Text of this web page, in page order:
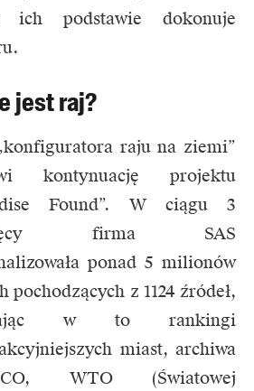
podstawie dokonuje
jest raj?
raju na ziemi”
kontynuację projektu
Found”. W ciągu 3
firma SAS
ponad 5 milionów
pochodzących z 1124 źródeł,
w to rankingi
miast, archiwa
WTO (Światowej